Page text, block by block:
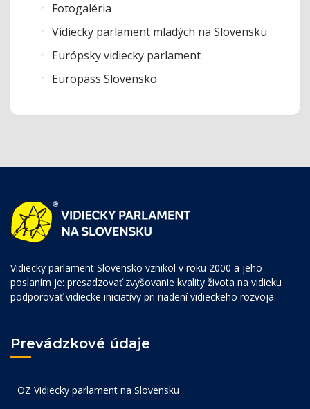
Fotogaléria
Vidiecky parlament mladých na Slovensku
Európsky vidiecky parlament
Europass Slovensko
Vidiecky parlament Slovensko vznikol v roku 2000 a jeho
poslaním je: presadzovať zvyšovanie kvality života na vidieku
podporovať vidiecke iniciatívy pri riadení vidieckeho rozvoja.
Prevádzkové údaje
OZ Vidiecky parlament na Slovensku